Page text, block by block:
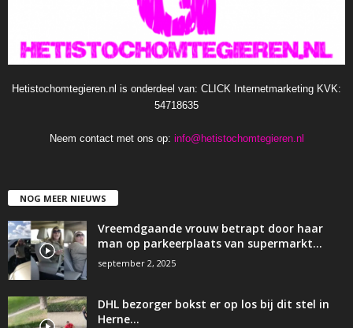
Hetistochomtegieren.nl is onderdeel van: CLICK Internetmarketing KVK:
54718635
Neem contact met ons op: info@hetistochomtegieren.nl
NOG MEER NIEUWS
Vreemdgaande vrouw betrapt door haar
man op parkeerplaats van supermarkt…
september 2, 2025
DHL bezorger bokst er op los bij dit stel in
Herne…